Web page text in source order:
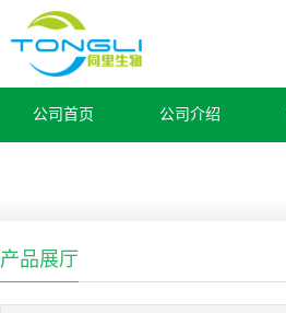
公司首页 公司介绍
产品展厅